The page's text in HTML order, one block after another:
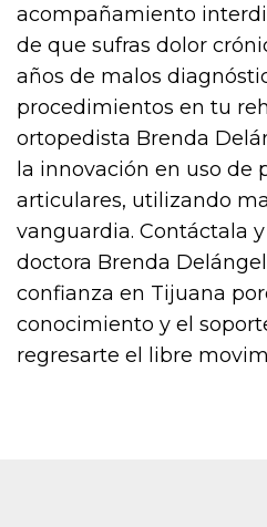
acompañamiento
de que sufras dolor
años de malos
procedimientos en tu
ortopedista Brenda
la innovación en uso de
articulares, utilizando
vanguardia. Contáctala
doctora Brenda
confianza en Tijuana
conocimiento y el
regresarte el libre